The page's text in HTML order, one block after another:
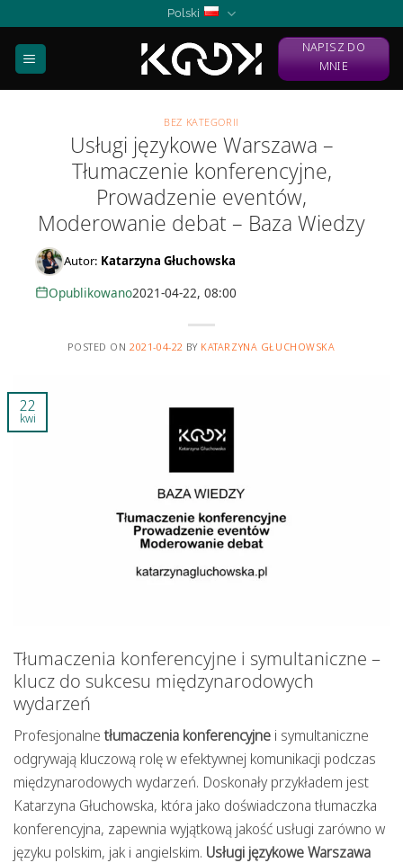
content
Polski
NAPISZ DO
MNIE
BEZ KATEGORII
Usługi językowe Warszawa –
Tłumaczenie konferencyjne,
Prowadzenie eventów,
Moderowanie debat – Baza Wiedzy
Autor: Katarzyna Głuchowska
Opublikowano2021-04-22, 08:00
POSTED ON2021-04-22 BY KATARZYNA GŁUCHOWSKA
22
kwi
Tłumaczenia konferencyjne i symultaniczne –
klucz do sukcesu międzynarodowych
wydarzeń
Profesjonalnetłumaczenia konferencyjne i symultaniczne
odgrywają kluczową rolę w efektywnej komunikacji podczas
międzynarodowych wydarzeń. Doskonały przykładem jest
Katarzyna Głuchowska, która jako doświadczona tłumaczka
konferencyjna, zapewnia wyjątkową jakość usługi zarówno w
języku polskim, jak i angielskim. Usługi językowe Warszawa